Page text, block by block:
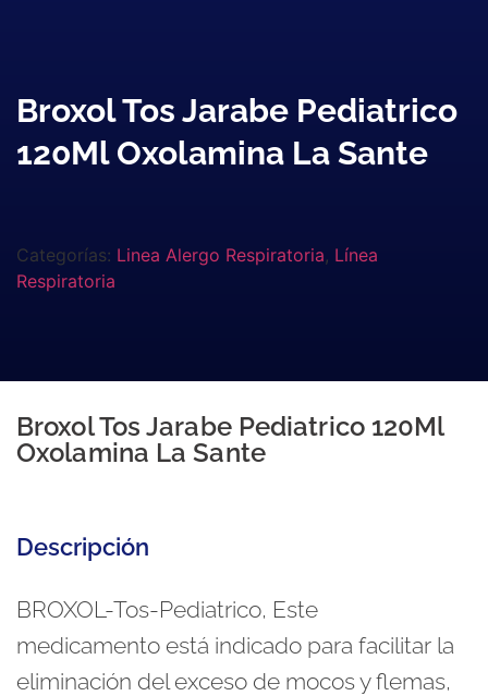
Broxol Tos Jarabe Pediatrico
120Ml Oxolamina La Sante
Categorías: Linea Alergo Respiratoria, Línea
Respiratoria
Broxol Tos Jarabe Pediatrico 120Ml
Oxolamina La Sante
Descripción
BROXOL-Tos-Pediatrico, Este
medicamento está indicado para facilitar la
eliminación del exceso de mocos y flemas,